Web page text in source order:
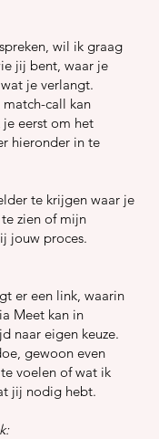
wil ik graag
jij bent, waar je
je verlangt.
call kan
eerst om het
hieronder in te
te krijgen waar je
zien of mijn
jouw proces.
er een link, waarin
Meet kan in
naar eigen keuze.
gewoon even
voelen of wat ik
jij nodig hebt.